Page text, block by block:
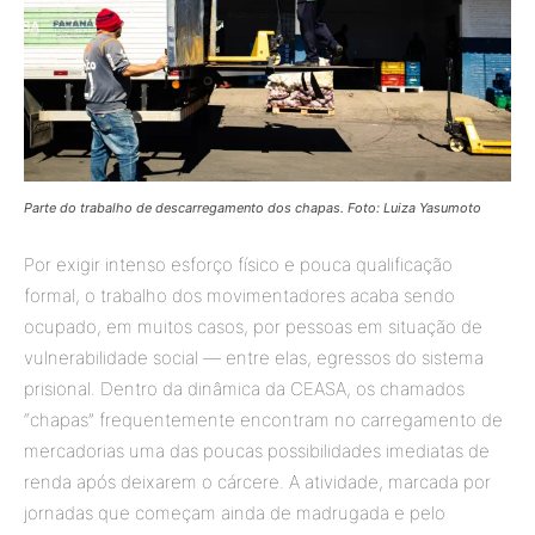
Parte do trabalho de descarregamento dos chapas. Foto: Luiza Yasumoto
Por exigir intenso esforço físico e pouca qualificação
formal, o trabalho dos movimentadores acaba sendo
ocupado, em muitos casos, por pessoas em situação de
vulnerabilidade social — entre elas, egressos do sistema
prisional. Dentro da dinâmica da CEASA, os chamados
“chapas” frequentemente encontram no carregamento de
mercadorias uma das poucas possibilidades imediatas de
renda após deixarem o cárcere. A atividade, marcada por
jornadas que começam ainda de madrugada e pelo